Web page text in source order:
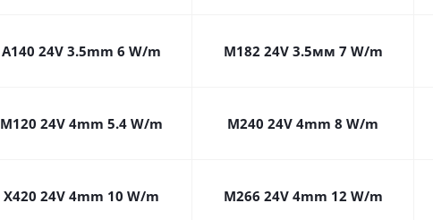
A140 24V 3.5mm 6 W/m M182 24V 3.5мм 7 W/m
M120 24V 4mm 5.4 W/m M240 24V 4mm 8 W/m
X420 24V 4mm 10 W/m M266 24V 4mm 12 W/m